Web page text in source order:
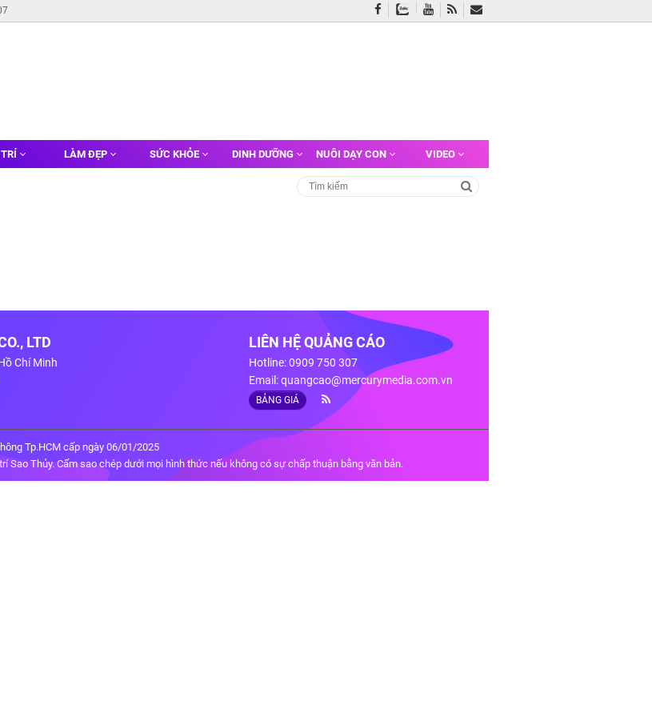
LÀM ĐẸP SỨC KHỎE DINH DƯỠNG NUÔI DẠY CON VIDEO
LTD
Chí Minh
LIÊN HỆ QUẢNG CÁO
Hotline: 0909 750 307
Email:quangcao@mercurymedia.com.vn
BẢNG GIÁ
Tp.HCM cấp ngày 06/01/2025
Sao Thủy. Cấm sao chép dưới mọi hình thức nếu không có sự chấp thuận bằng văn bản.